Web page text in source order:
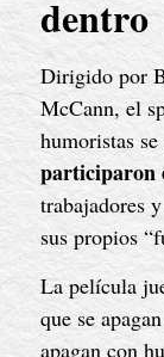
dentro
Dirigido por
McCann, el
humoristas
participaron
trabajadores
sus propios
La película
que se
apagan con